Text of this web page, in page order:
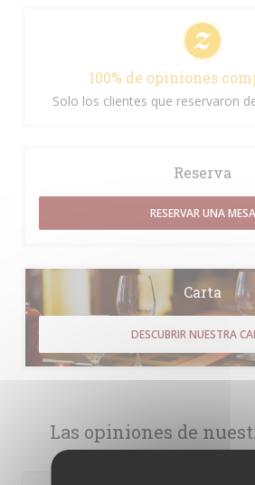
Las opiniones de
100% de opiniones
Solo los clientes que reservaron
Reserva
RESERVAR UNA MESA
Carta
DESCUBRIR NUESTRA